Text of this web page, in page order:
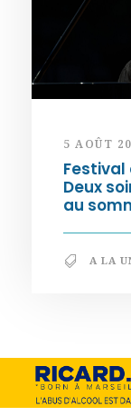
5 AOÛT
Festival
Deux
au
A LA